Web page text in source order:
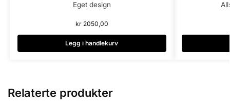
Eget design
kr2050,00
Legg i handlekurv
Relaterte produkter